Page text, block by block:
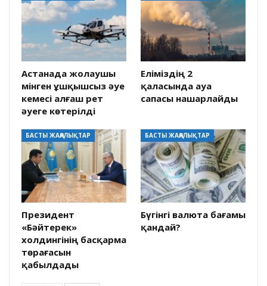
Астанада жолаушы
мінген ұшқышсыз әуе
кемесі алғаш рет
әуеге көтерілді
Еліміздің 2
қаласында ауа
сапасы нашарлайды
БАСТЫ ЖАҢАЛЫҚТАР
Президент
«Бәйтерек»
холдингінің басқарма
төрағасын
қабылдады
БАСТЫ ЖАҢАЛЫҚТАР
Бүгінгі валюта бағамы
қандай?